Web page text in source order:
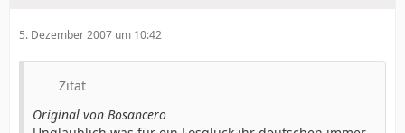
5. Dezember 2007 um 10:42
Zitat
Original von Bosancero